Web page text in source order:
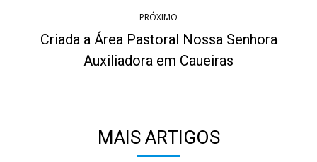
PRÓXIMO
Próximo
post:
Criada a Área Pastoral Nossa Senhora
Auxiliadora em Caueiras
MAIS ARTIGOS